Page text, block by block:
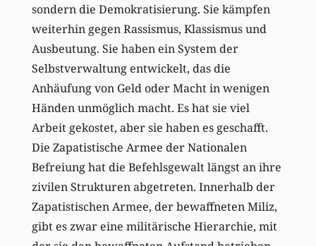
sondern die Demokratisierung. Sie kämpfen
weiterhin gegen Rassismus, Klassismus und
Ausbeutung. Sie haben ein System der
Selbstverwaltung entwickelt, das die
Anhäufung von Geld oder Macht in wenigen
Händen unmöglich macht. Es hat sie viel
Arbeit gekostet, aber sie haben es geschafft.
Die Zapatistische Armee der Nationalen
Befreiung hat die Befehlsgewalt längst an ihre
zivilen Strukturen abgetreten. Innerhalb der
Zapatistischen Armee, der bewaffneten Miliz,
gibt es zwar eine militärische Hierarchie, mit